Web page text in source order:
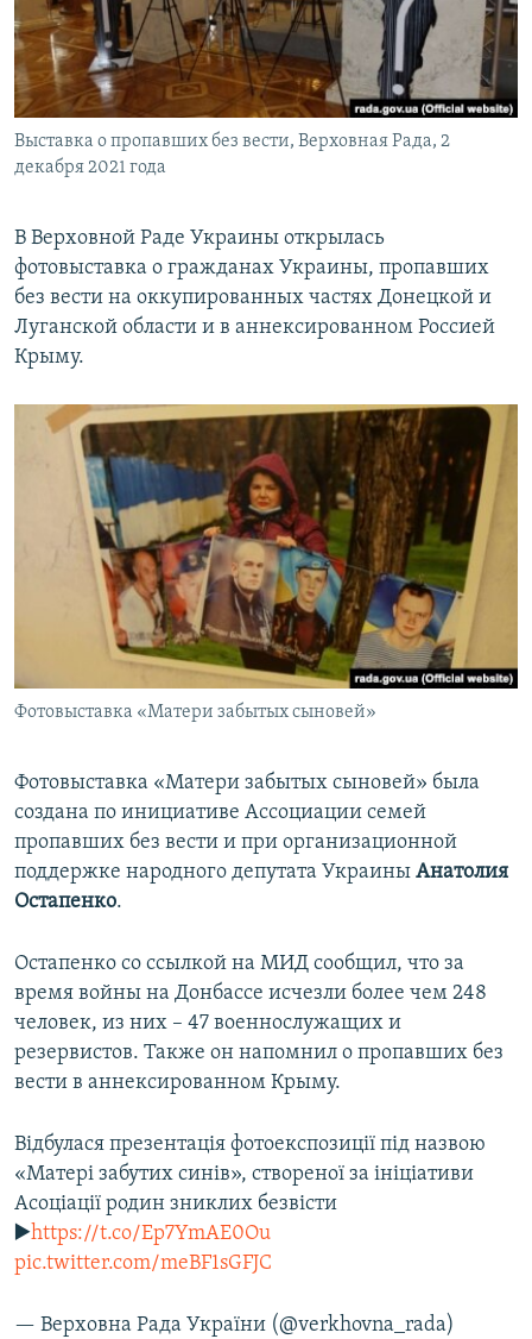
ПОБЕДИТЕЛЕЙ НЕ СУДЯТ?
КРЫМ.НЕПОКОРЕННЫЙ
ELIFBE
УКРАИНСКАЯ ПРОБЛЕМА КРЫМА
ПРИСОЕДИНЯЙТЕСЬ!
Все сайты RFE/RL
Выставка о пропавших без вести, Верховная Рада, 2
декабря 2021 года
В Верховной Раде Украины открылась
фотовыставка о гражданах Украины, пропавших
без вести на оккупированных частях Донецкой и
Луганской области и в аннексированном Россией
Крыму.
Фотовыставка «Матери забытых сыновей»
Фотовыставка «Матери забытых сыновей» была
создана по инициативе Ассоциации семей
пропавших без вести и при организационной
поддержке народного депутата Украины Анатолия
Остапенко.
Остапенко со ссылкой на МИД сообщил, что за
время войны на Донбассе исчезли более чем 248
человек, из них – 47 военнослужащих и
резервистов. Также он напомнил о пропавших без
вести в аннексированном Крыму.
Відбулася презентація фотоекспозиції під назвою
«Матері забутих синів», створеної за ініціативи
Асоціації родин зниклих безвісти
▶️https://t.co/Ep7YmAE0Ou
pic.twitter.com/meBF1sGFJC
— Верховна Рада України (@verkhovna_rada)